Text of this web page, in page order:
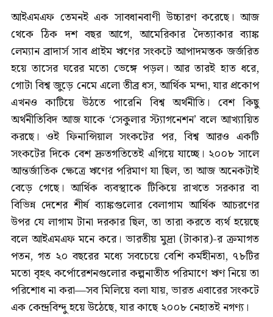
আইএমএফ তেমনই এক সাবধানবাণী উচ্চারণ করেছে। আজ
থেকে ঠিক দশ বছর আগে, আমেরিকার দৈত্যাকার ব্যাঙ্ক
লেম্যান ব্রাদার্স সাব প্রাইম ঋণের সংকটে আপাদমস্তক জর্জরিত
হয়ে তাসের ঘরের মতো ভেঙ্গে পড়ল। আর তারই হাত ধরে,
গোটা বিশ্ব জুড়ে নেমে এলো তীব্র ধস, আর্থিক মন্দা, যার প্রকোপ
এখনও কাটিয়ে উঠতে পারেনি বিশ্ব অর্থনীতি। বেশ কিছু
অর্থনীতিবিদ আজ যাকে ‘সেকুলার স্ট্যাগনেশন’ বলে আখ্যায়িত
করছে। ওই ফিনান্সিয়াল সংকটের পর, বিশ্ব আরও একটি
সংকটের দিকে বেশ দ্রুতগতিতেই এগিয়ে যাচ্ছে। ২০০৮ সালে
আন্তর্জাতিক ক্ষেত্রে ঋণের পরিমাণ যা ছিল, তা আজ অনেকটাই
বেড়ে গেছে। আর্থিক ব্যবস্থাকে টিকিয়ে রাখতে সরকার বা
বিভিন্ন দেশের শীর্ষ ব্যাঙ্কগুলোর বেলাগাম আর্থিক আচরণের
উপর যে লাগাম টানা দরকার ছিল, তা তারা করতে ব্যর্থ হয়েছে
বলে আইএমএফ মনে করে। ভারতীয় মুদ্রা (টাকার)-র ক্রমাগত
পতন, গত ২০ বছরের মধ্যে সবচেয়ে বেশি কর্মহীনতা, ৭৮টির
মতো বৃহৎ কর্পোরেশনগুলোর কল্পনাতীত পরিমাণে ঋণ নিয়ে তা
পরিশোধ না করা—সব মিলিয়ে বলা যায়, ভারত এবারের সংকটে
এক কেন্দ্রবিন্দু হয়ে উঠেছে, যার কাছে ২০০৮ নেহাতই নগণ্য।